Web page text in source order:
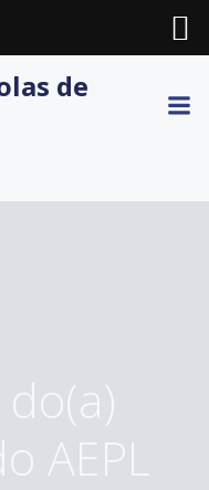
de
AEPL